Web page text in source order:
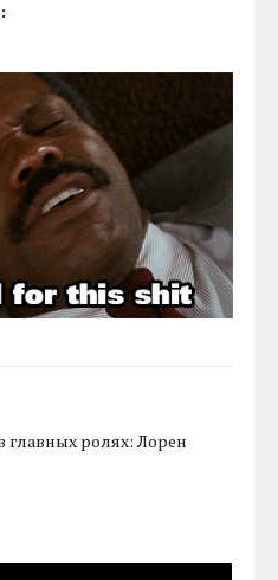
главных ролях: Лорен